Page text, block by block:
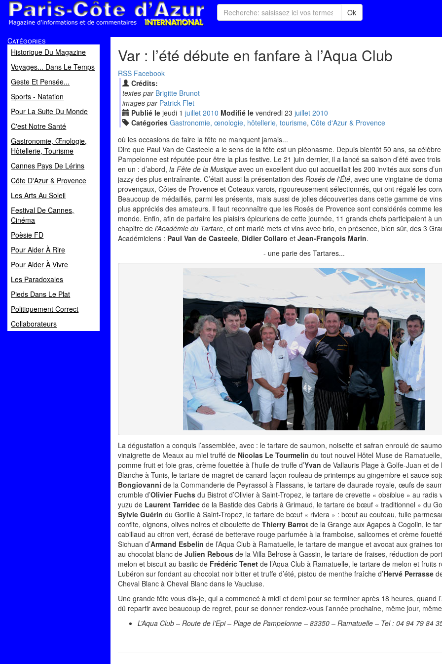
Magazine d'informations et de commentaires
Ok
Catégories
Historique Du Magazine
Voyages... Dans Le Temps
Geste Et Pensée...
Sports - Natation
Pour La Suite Du Monde
C'est Notre Santé
Gastronomie, Œnologie,
Hôtellerie, Tourisme
Cannes Pays De Lérins
Côte D'Azur & Provence
Les Arts Au Soleil
Festival De Cannes,
Cinéma
Poèsie FD
Pour Aider À Rire
Pour Aider À Vivre
Les Paradoxales
Pieds Dans Le Plat
Politiquement Correct
Collaborateurs
Var : l’été débute en fanfare à l’Aqua Club
RSS Facebook
Crédits:
textes par Brigitte Brunot
images par Patrick Flet
Publié le jeudi 1 juillet 2010 Modifié le vendredi 23 juillet 2010
Catégories Gastronomie, œnologie, hôtellerie, tourisme, Côte d'Azur & Provence
où les occasions de faire la fête ne manquent jamais...
Dire que Paul Van de Casteele a le sens de la fête est un pléonasme. Depuis bientôt 50 ans, sa
Pampelonne est réputée pour être la plus festive. Le 21 juin dernier, il a lancé sa saison d’été avec
en un : d’abord, la Fête de la Musique avec un excellent duo qui accueillait les 200 invités aux sons
jazzy des plus entraînante. C’était aussi la présentation des Rosés de l’Été, avec une vingtaine de
provençaux, Côtes de Provence et Coteaux varois, rigoureusement sélectionnés, qui ont régalé les
Beaucoup de médaillés, parmi les présents, mais aussi de jolies découvertes dans cette gamme de
plus appréciés des amateurs. Il faut reconnaître que les Rosés de Provence sont considérés comme
monde. Enfin, afin de parfaire les plaisirs épicuriens de cette journée, 11 grands chefs participaient à
chapitre de l’Académie du Tartare, et ont marié mets et vins avec brio, en présence, bien sûr, des 3
Académiciens : Paul Van de Casteele, Didier Collaro et Jean-François Marin.
- une parie des Tartares...
La dégustation a conquis l’assemblée, avec : le tartare de saumon, noisette et safran enroulé de
vinaigrette de Meaux au miel truffé de Nicolas Le Tourmelin du tout nouvel Hôtel Muse de
pomme fruit et foie gras, crème fouettée à l’huile de truffe d’Yvan de Vallauris Plage à Golfe-Juan et de
Blanche à Tunis, le tartare de magret de canard façon rouleau de printemps au gingembre et sauce
Bongiovanni de la Commanderie de Peyrassol à Flassans, le tartare de daurade royale, œufs de
crumble d’Olivier Fuchs du Bistrot d’Olivier à Saint-Tropez, le tartare de crevette « obsiblue » au radis
yuzu de Laurent Tarridec de la Bastide des Cabris à Grimaud, le tartare de bœuf « traditionnel » du
Sylvie Guérin du Gorille à Saint-Tropez, le tartare de bœuf « riviera » : bœuf au couteau, tuile
confite, oignons, olives noires et ciboulette de Thierry Barrot de la Grange aux Agapes à Cogolin, le
cabillaud au citron vert, écrasé de betterave rouge parfumée à la framboise, salicornes et crème
Sichuan d’Armand Esbelin de l’Aqua Club à Ramatuelle, le tartare de mangue et avocat aux graines
au chocolat blanc de Julien Rebous de la Villa Belrose à Gassin, le tartare de fraises, réduction de
melon et biscuit au basilic de Frédéric Tenet de l’Aqua Club à Ramatuelle, le tartare de melon et fruits
Lubéron sur fondant au chocolat noir bitter et truffe d’été, pistou de menthe fraîche d’Hervé Perrasse
Cheval Blanc à Cheval Blanc dans le Vaucluse.
Une grande fête vous dis-je, qui a commencé à midi et demi pour se terminer après 18 heures, quand
dû repartir avec beaucoup de regret, pour se donner rendez-vous l’année prochaine, même jour,
L’Aqua Club – Route de l’Epi – Plage de Pampelonne – 83350 – Ramatuelle – Tel : 04 94 79 84